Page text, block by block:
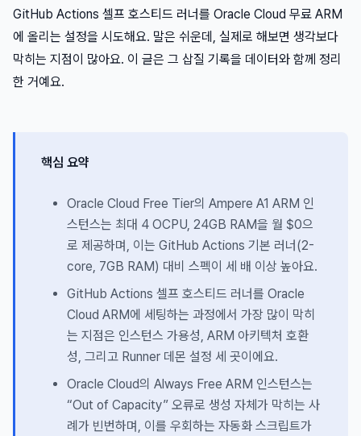
GitHub Actions 셀프 호스티드 러너를 Oracle Cloud 무료 ARM
에 올리는 설정을 시도해요. 말은 쉬운데, 실제로 해보면 생각보다
막히는 지점이 많아요. 이 글은 그 삽질 기록을 데이터와 함께 정리
한 거예요.
핵심 요약
Oracle Cloud Free Tier의 Ampere A1 ARM 인
스턴스는 최대 4 OCPU, 24GB RAM을 월 $0으
로 제공하며, 이는 GitHub Actions 기본 러너(2-
core, 7GB RAM) 대비 스펙이 세 배 이상 높아요.
GitHub Actions 셀프 호스티드 러너를 Oracle
Cloud ARM에 세팅하는 과정에서 가장 많이 막히
는 지점은 인스턴스 가용성, ARM 아키텍처 호환
성, 그리고 Runner 데몬 설정 세 곳이에요.
Oracle Cloud의 Always Free ARM 인스턴스는
“Out of Capacity” 오류로 생성 자체가 막히는 사
례가 빈번하며, 이를 우회하는 자동화 스크립트가